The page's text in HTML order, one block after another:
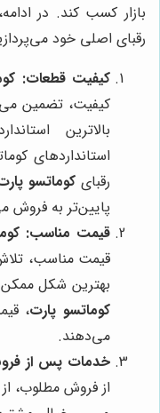
بازار کسب کند. در
رقبای اصلی خود
کیفیت قطعات:
کیفیت، تضمین
بالاترین
استانداردهای
رقبایکوماتسو
پایین‌تر به فروش
قیمت مناسب:
قیمت مناسب،
بهترین شکل ممکن
کوماتسو پارت،
می‌دهند.
خدمات پس از
از فروش مطلوب،